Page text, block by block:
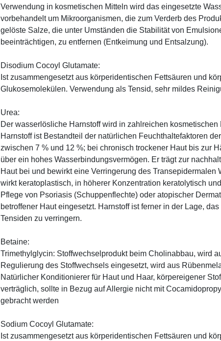
Verwendung in kosmetischen Mitteln wird das eingesetzte
vorbehandelt um Mikroorganismen, die zum Verderb des
gelöste Salze, die unter Umständen die Stabilität von
beeinträchtigen, zu entfernen (Entkeimung und Entsalzung).
Disodium Cocoyl Glutamate:
Ist zusammengesetzt aus körperidentischen Fettsäuren und
Glukosemolekülen. Verwendung als Tensid, sehr mildes
Urea:
Der wasserlösliche Harnstoff wird in zahlreichen kosmetischen
Harnstoff ist Bestandteil der natürlichen Feuchthaltefaktoren
zwischen 7 % und 12 %; bei chronisch trockener Haut bis zur
über ein hohes Wasserbindungsvermögen. Er trägt zur
Haut bei und bewirkt eine Verringerung des Transepidermalen
wirkt keratoplastisch, in höherer Konzentration keratolytisch
Pflege von Psoriasis (Schuppenflechte) oder atopischer
betroffener Haut eingesetzt. Harnstoff ist ferner in der Lage,
Tensiden zu verringern.
Betaine:
Trimethylglycin: Stoffwechselprodukt beim Cholinabbau, wird
Regulierung des Stoffwechsels eingesetzt, wird aus
Natürlicher Konditionierer für Haut und Haar, körpereigener
verträglich, sollte in Bezug auf Allergie nicht mit
gebracht werden
Sodium Cocoyl Glutamate:
Ist zusammengesetzt aus körperidentischen Fettsäuren und